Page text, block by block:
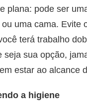
plana: pode ser
uma cama. Evite
terá trabalho
sua opção,
estar ao alcance
a higiene